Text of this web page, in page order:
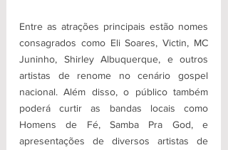
Entre as atrações principais estão nomes
consagrados como Eli Soares, Victin, MC
Juninho, Shirley Albuquerque, e outros
artistas de renome no cenário gospel
nacional. Além disso, o público também
poderá curtir as bandas locais como
Homens de Fé, Samba Pra God, e
apresentações de diversos artistas de